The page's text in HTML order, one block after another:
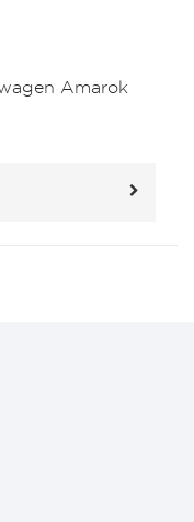
Amarok